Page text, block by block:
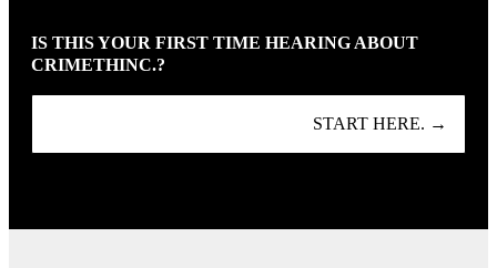
IS THIS YOUR FIRST TIME HEARING ABOUT
CRIMETHINC.?
START HERE. →